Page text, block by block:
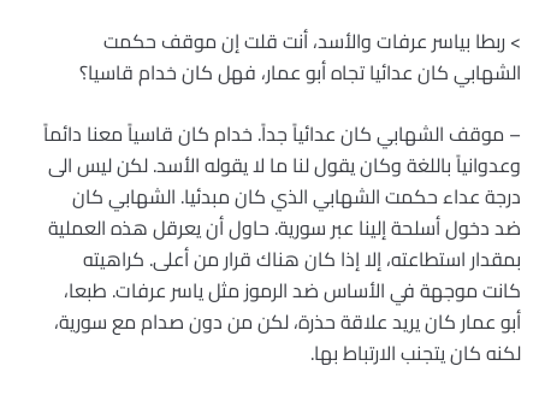
> ربطا بياسر عرفات والأسد، أنت قلت إن موقف حكمت
الشهابي كان عدائيا تجاه أبو عمار، فهل كان خدام قاسيا؟
– موقف الشهابي كان عدائياً جداً. خدام كان قاسياً معنا دائماً
وعدوانياً باللغة وكان يقول لنا ما لا يقوله الأسد. لكن ليس الى
درجة عداء حكمت الشهابي الذي كان مبدئيا. الشهابي كان
ضد دخول أسلحة إلينا عبر سورية. حاول أن يعرقل هذه العملية
بمقدار استطاعته، إلا إذا كان هناك قرار من أعلى. كراهيته
كانت موجهة في الأساس ضد الرموز مثل ياسر عرفات. طبعا،
أبو عمار كان يريد علاقة حذرة، لكن من دون صدام مع سورية،
لكنه كان يتجنب الارتباط بها.